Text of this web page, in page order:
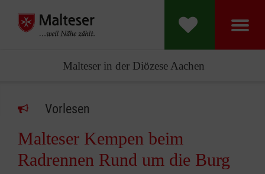
Malteser in der Diözese Aachen
Vorlesen
Malteser Kempen beim
Radrennen Rund um die Burg